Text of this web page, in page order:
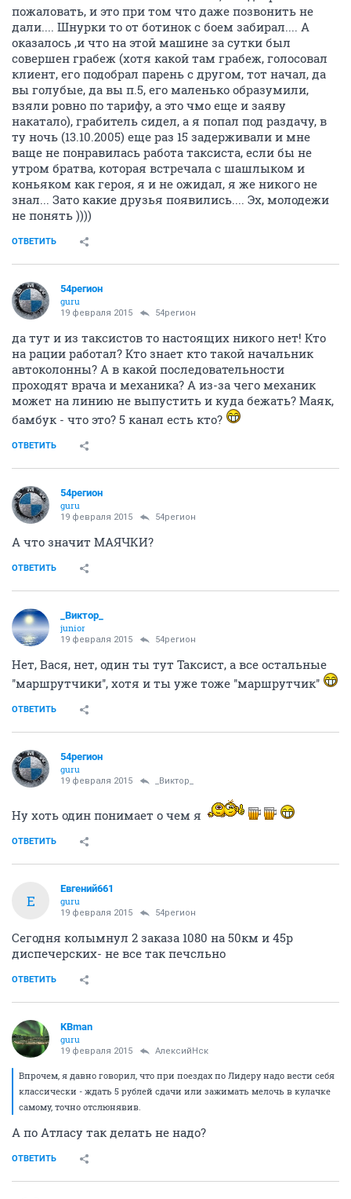
пожаловать, и это при том что даже позвонить не
дали.... Шнурки то от ботинок с боем забирал.... А
оказалось ,и что на этой машине за сутки был
совершен грабеж (хотя какой там грабеж, голосовал
клиент, его подобрал парень с другом, тот начал, да
вы голубые, да вы п.5, его маленько образумили,
взяли ровно по тарифу, а это чмо еще и заяву
накатало), грабитель сидел, а я попал под раздачу, в
ту ночь (13.10.2005) еще раз 15 задерживали и мне
ваще не понравилась работа таксиста, если бы не
утром братва, которая встречала с шашлыком и
коньяком как героя, я и не ожидал, я же никого не
знал... Зато какие друзья появились.... Эх, молодежи
не понять ))))
ОТВЕТИТЬ
54регион
guru
19 февраля 2015 54регион
да тут и из таксистов то настоящих никого нет! Кто
на рации работал? Кто знает кто такой начальник
автоколонны? А в какой последовательности
проходят врача и механика? А из-за чего механик
может на линию не выпустить и куда бежать? Маяк,
бамбук - что это? 5 канал есть кто?
ОТВЕТИТЬ
54регион
guru
19 февраля 2015 54регион
А что значит МАЯЧКИ?
ОТВЕТИТЬ
_Виктор_
juniоr
19 февраля 2015 54регион
Нет, Вася, нет, один ты тут Таксист, а все остальные
''маршрутчики'', хотя и ты уже тоже ''маршрутчик''
ОТВЕТИТЬ
54регион
guru
19 февраля 2015 _Виктор_
Ну хоть один понимает о чем я
ОТВЕТИТЬ
Е
Евгений661
guru
19 февраля 2015 54регион
Сегодня колымнул 2 заказа 1080 на 50км и 45р
диспечерских- не все так печсльно
ОТВЕТИТЬ
KBman
guru
19 февраля 2015 АлексийНск
Впрочем, я давно говорил, что при поездах по Лидеру надо вести себя
классически - ждать 5 рублей сдачи или зажимать мелочь в кулачке
самому, точно отслюнявив.
А по Атласу так делать не надо?
ОТВЕТИТЬ